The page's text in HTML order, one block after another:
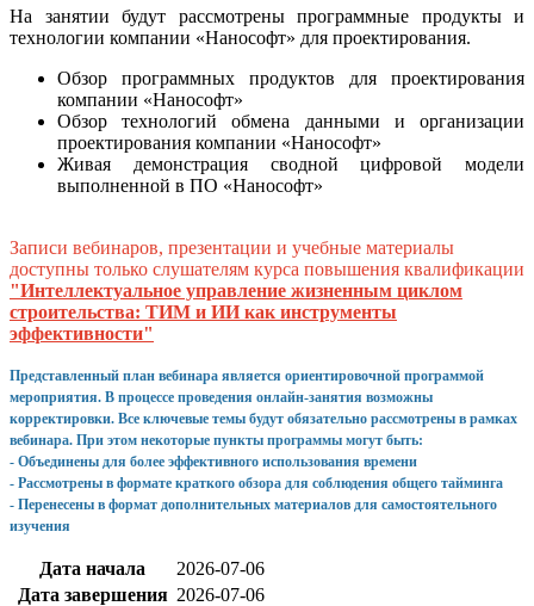
На занятии будут рассмотрены программные продукты и
технологии компании «Нанософт» для проектирования.
Обзор программных продуктов для проектирования
компании «Нанософт»
Обзор технологий обмена данными и организации
проектирования компании «Нанософт»
Живая демонстрация сводной цифровой модели
выполненной в ПО «Нанософт»
Записи вебинаров, презентации и учебные материалы
доступны только слушателям курса повышения квалификации
"Интеллектуальное управление жизненным циклом
строительства: ТИМ и ИИ как инструменты
эффективности"
Представленный план вебинара является ориентировочной программой
мероприятия. В процессе проведения онлайн-занятия возможны
корректировки. Все ключевые темы будут обязательно рассмотрены в рамках
вебинара. При этом некоторые пункты программы могут быть:
- Объединены для более эффективного использования времени
- Рассмотрены в формате краткого обзора для соблюдения общего тайминга
- Перенесены в формат дополнительных материалов для самостоятельного
изучения
Дата начала
2026-07-06
Дата завершения 2026-07-06